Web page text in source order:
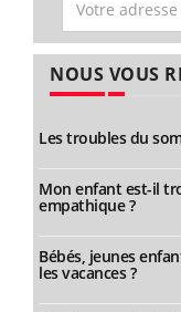
NOUS VOUS
Les troubles du
Mon enfant est-il
empathique ?
Bébés, jeunes
les vacances ?